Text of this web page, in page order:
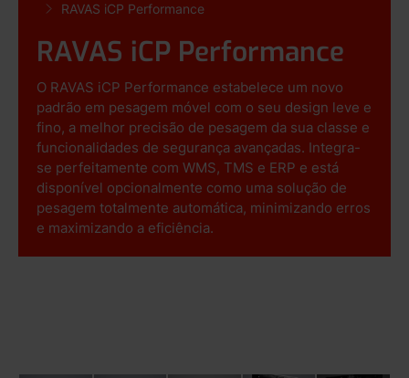
RAVAS iCP Performance
RAVAS iCP Performance
O RAVAS iCP Performance estabelece um novo
padrão em pesagem móvel com o seu design leve e
fino, a melhor precisão de pesagem da sua classe e
funcionalidades de segurança avançadas. Integra-
se perfeitamente com WMS, TMS e ERP e está
disponível opcionalmente como uma solução de
pesagem totalmente automática, minimizando erros
e maximizando a eficiência.